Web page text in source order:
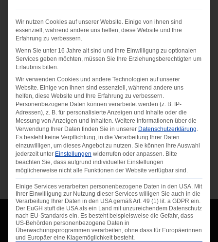
Fähigkeiten
Gepostet am
16/09/2020
Schöck Vecoplan
Infos
Wir nutzen Cookies auf unserer Website. Einige von ihnen sind
essenziell, während andere uns helfen, diese Website und Ihre
Erfahrung zu verbessern.
Wenn Sie unter 16 Jahre alt sind und Ihre Einwilligung zu optionalen
Services geben möchten, müssen Sie Ihre Erziehungsberechtigten um
Erlaubnis bitten.
Wir verwenden Cookies und andere Technologien auf unserer
Website. Einige von ihnen sind essenziell, während andere uns
helfen, diese Website und Ihre Erfahrung zu verbessern.
Personenbezogene Daten können verarbeitet werden (z. B. IP-
Adressen), z. B. für personalisierte Anzeigen und Inhalte oder die
Messung von Anzeigen und Inhalten. Weitere Informationen über die
Verwendung Ihrer Daten finden Sie in unserer Datenschutzerklärung.
Es besteht keine Verpflichtung, in die Verarbeitung Ihrer Daten
einzuwilligen, um dieses Angebot zu nutzen. Sie können Ihre Auswahl
jederzeit unter Einstellungen widerrufen oder anpassen. Bitte
beachten Sie, dass aufgrund individueller Einstellungen
möglicherweise nicht alle Funktionen der Website verfügbar sind.
Einige Services verarbeiten personenbezogene Daten in den USA. Mit
Ihrer Einwilligung zur Nutzung dieser Services willigen Sie auch in die
Verarbeitung Ihrer Daten in den USA gemäß Art. 49 (1) lit. a GDPR ein.
Der EuGH stuft die USA als ein Land mit unzureichendem Datenschutz
nach EU-Standards ein. Es besteht beispielsweise die Gefahr, dass
US-Behörden personenbezogene Daten in
Überwachungsprogrammen verarbeiten, ohne dass für Europäerinnen
und Europäer eine Klagemöglichkeit besteht.